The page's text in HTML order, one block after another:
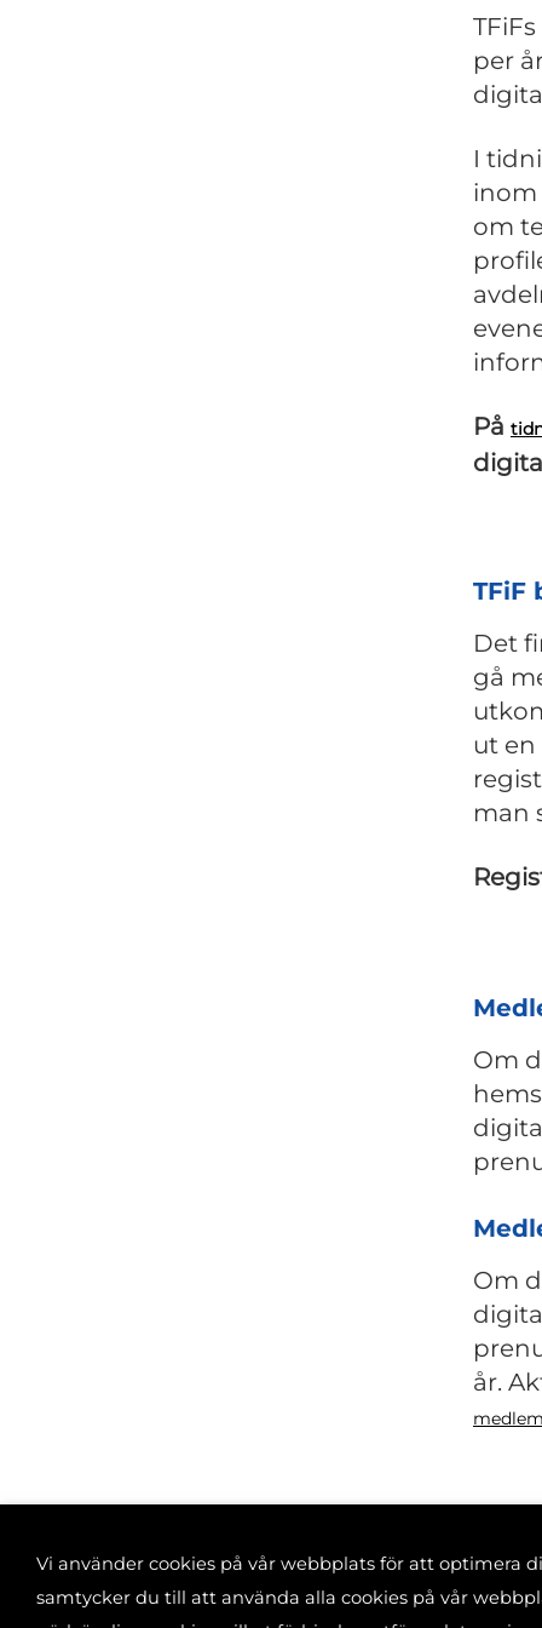
per
I
inom
om
På
TFiF
Det
gå
ut
man
Om
Om
år.
Vi använder cookies på vår webbplats för att optimera
samtycker du till att använda alla cookies på vår